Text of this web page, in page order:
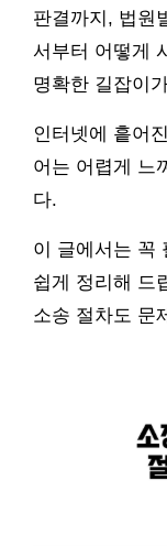
판결까지, 법원
서부터 어떻게
명확한 길잡이
인터넷에 흩어
어는 어렵게 느
다.
이 글에서는 꼭
쉽게 정리해 드
소송 절차도 문